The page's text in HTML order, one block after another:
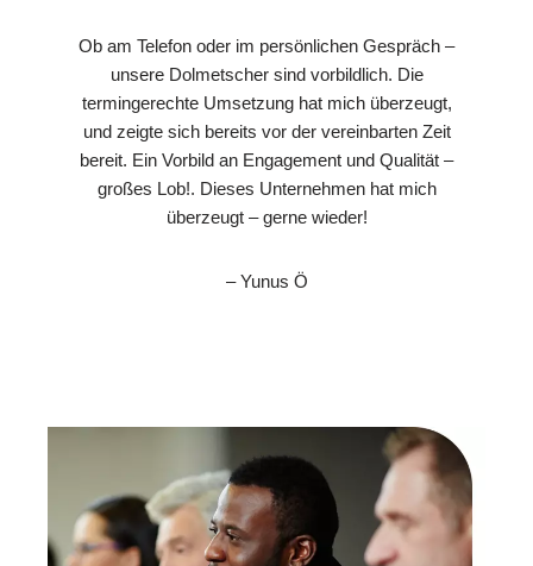
Ob am Telefon oder im persönlichen Gespräch –
unsere Dolmetscher sind vorbildlich. Die
termingerechte Umsetzung hat mich überzeugt,
und zeigte sich bereits vor der vereinbarten Zeit
bereit. Ein Vorbild an Engagement und Qualität –
großes Lob!. Dieses Unternehmen hat mich
überzeugt – gerne wieder!
– Yunus Ö